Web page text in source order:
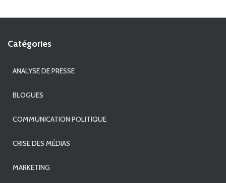
Catégories
ANALYSE DE PRESSE
BLOGUES
COMMUNICATION POLITIQUE
CRISE DES MÉDIAS
MARKETING